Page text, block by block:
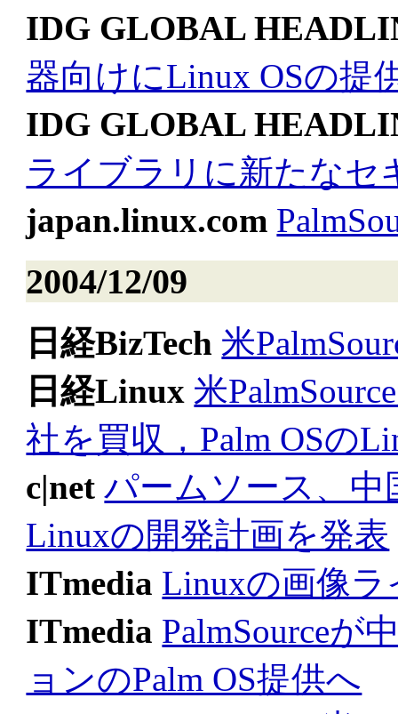
IDG GLOBAL
器向けにLinux OSの提
IDG GLOBAL
ライブラリに新たなセ
japan.linux.com
2004/12/09
日経BizTech 米
日経Linux 米
社を買収，Palm OSの
c|net パームソース、中
Linuxの開発計画を発表
ITmedia Linuxの画像
ITmedia PalmSourceが
ョンのPalm OS提供へ